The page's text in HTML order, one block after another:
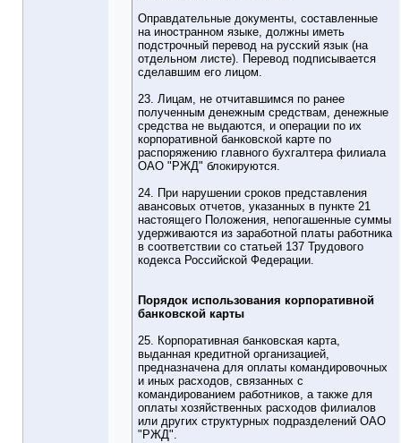
Оправдательные документы, составленные
на иностранном языке, должны иметь
подстрочный перевод на русский язык (на
отдельном листе). Перевод подписывается
сделавшим его лицом.
23. Лицам, не отчитавшимся по ранее
полученным денежным средствам, денежные
средства не выдаются, и операции по их
корпоративной банковской карте по
распоряжению главного бухгалтера филиала
ОАО "РЖД" блокируются.
24. При нарушении сроков представления
авансовых отчетов, указанных в пункте 21
настоящего Положения, непогашенные суммы
удерживаются из заработной платы работника
в соответствии со статьей 137 Трудового
кодекса Российской Федерации.
Порядок использования корпоративной
банковской карты
25. Корпоративная банковская карта,
выданная кредитной организацией,
предназначена для оплаты командировочных
и иных расходов, связанных с
командированием работников, а также для
оплаты хозяйственных расходов филиалов
или других структурных подразделений ОАО
"РЖД".